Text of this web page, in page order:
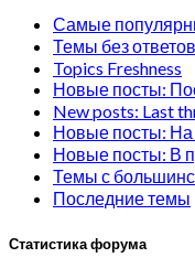
Самые
Темы без ответов
Topics Freshness
Новые посты:
New posts: Last
Новые посты:
Новые посты: В
Темы с
Последние темы
Статистика форума